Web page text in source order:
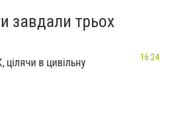
завдали трьох
в цивільну
16:24